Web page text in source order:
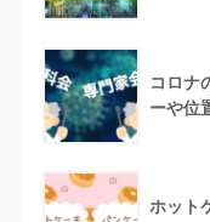
コロナ
ーや位
ホット